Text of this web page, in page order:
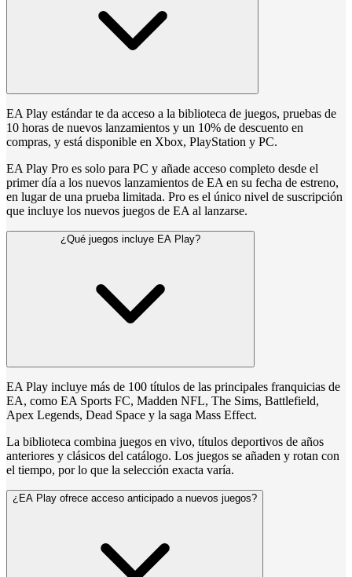
EA Play estándar te da acceso a la biblioteca de juegos, pruebas de
10 horas de nuevos lanzamientos y un 10% de descuento en
compras, y está disponible en Xbox, PlayStation y PC.
EA Play Pro es solo para PC y añade acceso completo desde el
primer día a los nuevos lanzamientos de EA en su fecha de estreno,
en lugar de una prueba limitada. Pro es el único nivel de suscripción
que incluye los nuevos juegos de EA al lanzarse.
¿Qué juegos incluye EA Play?
EA Play incluye más de 100 títulos de las principales franquicias de
EA, como EA Sports FC, Madden NFL, The Sims, Battlefield,
Apex Legends, Dead Space y la saga Mass Effect.
La biblioteca combina juegos en vivo, títulos deportivos de años
anteriores y clásicos del catálogo. Los juegos se añaden y rotan con
el tiempo, por lo que la selección exacta varía.
¿EA Play ofrece acceso anticipado a nuevos juegos?